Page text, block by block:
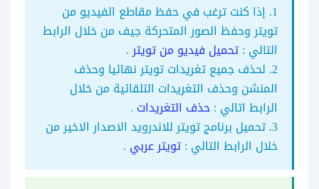
1. إذا كنت ترغب في حفظ مقاطع الفيديو من
تويتر وحفظ الصور المتحركة جيف من خلال الرابط
التالي :تحميل فيديو من تويتر.
2. لحذف جميع تغريدات تويتر نهائيا وحذف
المنشن وحذف التغريدات التلقائية من خلال
الرابط اتالي :حذف التغريدات .
3. تحميل برنامج تويتر للاندرويد الاصدار الاخير من
خلال الرابط التالي :تويتر عربي .